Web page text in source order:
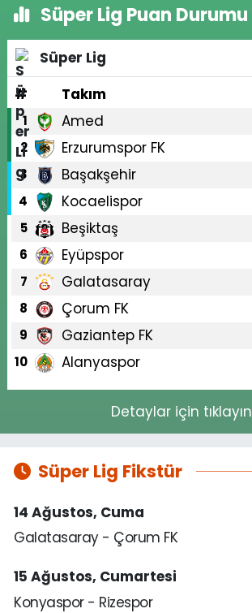
Süper Lig Puan Durumu
Süper Lig
#
Takım
1 Amed
2 Erzurumspor FK
3 Başakşehir
4 Kocaelispor
5 Beşiktaş
6 Eyüpspor
7 Galatasaray
8 Çorum FK
9 Gaziantep FK
10 Alanyaspor
Detaylar için tıklayın
Süper Lig Fikstür
14 Ağustos, Cuma
Galatasaray - Çorum FK
15 Ağustos, Cumartesi
Konyaspor - Rizespor